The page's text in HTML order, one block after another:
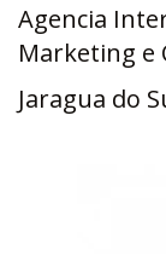
Agencia
Marketing e
Jaragua do